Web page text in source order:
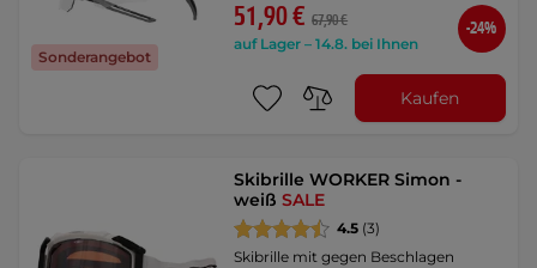
Sonderangebot
51,90 € 67,90 €
auf Lager – 14.8. bei Ihnen
-24%
Kaufen
Skibrille WORKER Simon -
weißSALE
4.5 (3)
Skibrille mit gegen Beschlagen